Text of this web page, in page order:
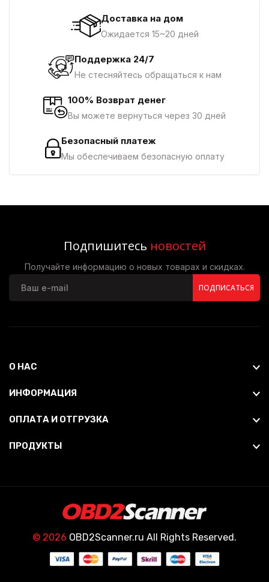
Доставка на дом
Ожидается 15~20 дней
Поддержка 24/7
Не стесняйтесь обращаться к нам
100% Возврат денег
Вы можете вернуться через 30 дней
Безопасный платеж
Мы обеспечиваем безопасную оплату
Подпишитесь новостей
Получайте информацию о новых товарах и скидках.
ПОДПИСАТЬСЯ
О НАС
ИНФОРМАЦИЯ
ОПЛАТА И ОТГРУЗКА
ПРОДУКТЫ
© 2026 OBD2Scanner.ru All Rights Reserved.